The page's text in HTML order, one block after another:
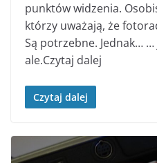
punktów widzenia.
którzy uważają, że
Są potrzebne. Jednak…
ale.Czytaj dalej
Czytaj dalej